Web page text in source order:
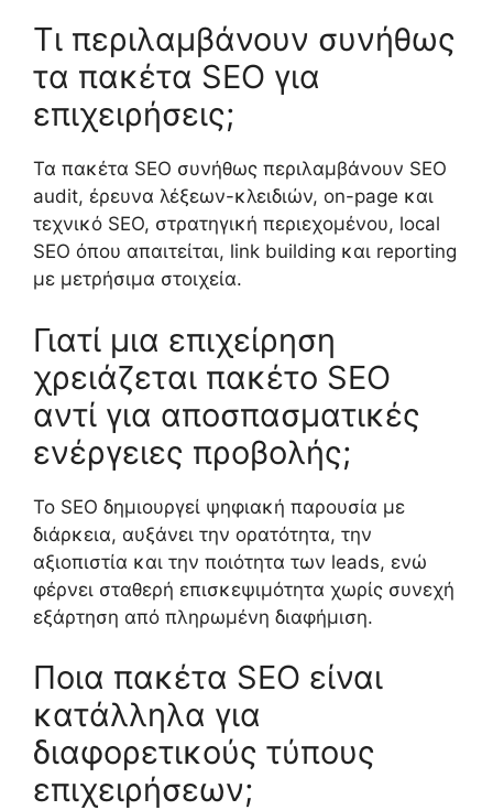
Τι περιλαμβάνουν συνήθως
τα πακέτα SEO για
επιχειρήσεις;
Τα πακέτα SEO συνήθως περιλαμβάνουν SEO
audit, έρευνα λέξεων-κλειδιών, on-page και
τεχνικό SEO, στρατηγική περιεχομένου, local
SEO όπου απαιτείται, link building και reporting
με μετρήσιμα στοιχεία.
Γιατί μια επιχείρηση
χρειάζεται πακέτο SEO
αντί για αποσπασματικές
ενέργειες προβολής;
Το SEO δημιουργεί ψηφιακή παρουσία με
διάρκεια, αυξάνει την ορατότητα, την
αξιοπιστία και την ποιότητα των leads, ενώ
φέρνει σταθερή επισκεψιμότητα χωρίς συνεχή
εξάρτηση από πληρωμένη διαφήμιση.
Ποια πακέτα SEO είναι
κατάλληλα για
διαφορετικούς τύπους
επιχειρήσεων;